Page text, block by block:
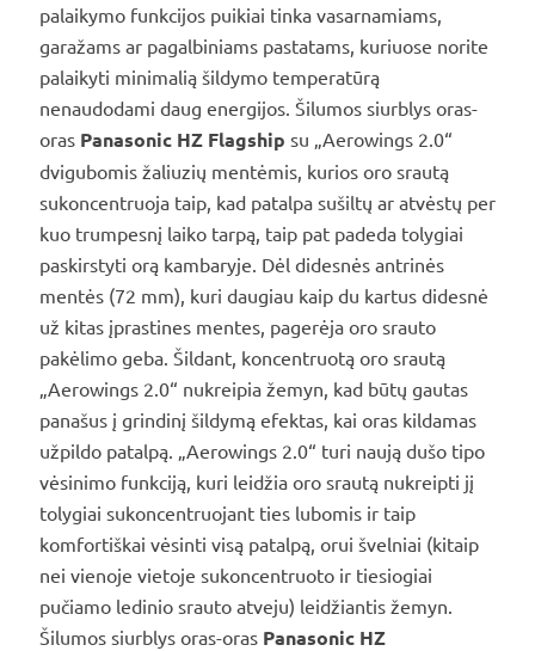
palaikymo funkcijos puikiai tinka vasarnamiams,
garažams ar pagalbiniams pastatams, kuriuose norite
palaikyti minimalią šildymo temperatūrą
nenaudodami daug energijos. Šilumos siurblys oras-
oras Panasonic HZ Flagship su „Aerowings 2.0“
dvigubomis žaliuzių mentėmis, kurios oro srautą
sukoncentruoja taip, kad patalpa sušiltų ar atvėstų per
kuo trumpesnį laiko tarpą, taip pat padeda tolygiai
paskirstyti orą kambaryje. Dėl didesnės antrinės
mentės (72 mm), kuri daugiau kaip du kartus didesnė
už kitas įprastines mentes, pagerėja oro srauto
pakėlimo geba. Šildant, koncentruotą oro srautą
„Aerowings 2.0“ nukreipia žemyn, kad būtų gautas
panašus į grindinį šildymą efektas, kai oras kildamas
užpildo patalpą. „Aerowings 2.0“ turi naują dušo tipo
vėsinimo funkciją, kuri leidžia oro srautą nukreipti jį
tolygiai sukoncentruojant ties lubomis ir taip
komfortiškai vėsinti visą patalpą, orui švelniai (kitaip
nei vienoje vietoje sukoncentruoto ir tiesiogiai
pučiamo ledinio srauto atveju) leidžiantis žemyn.
Šilumos siurblys oras-oras Panasonic HZ